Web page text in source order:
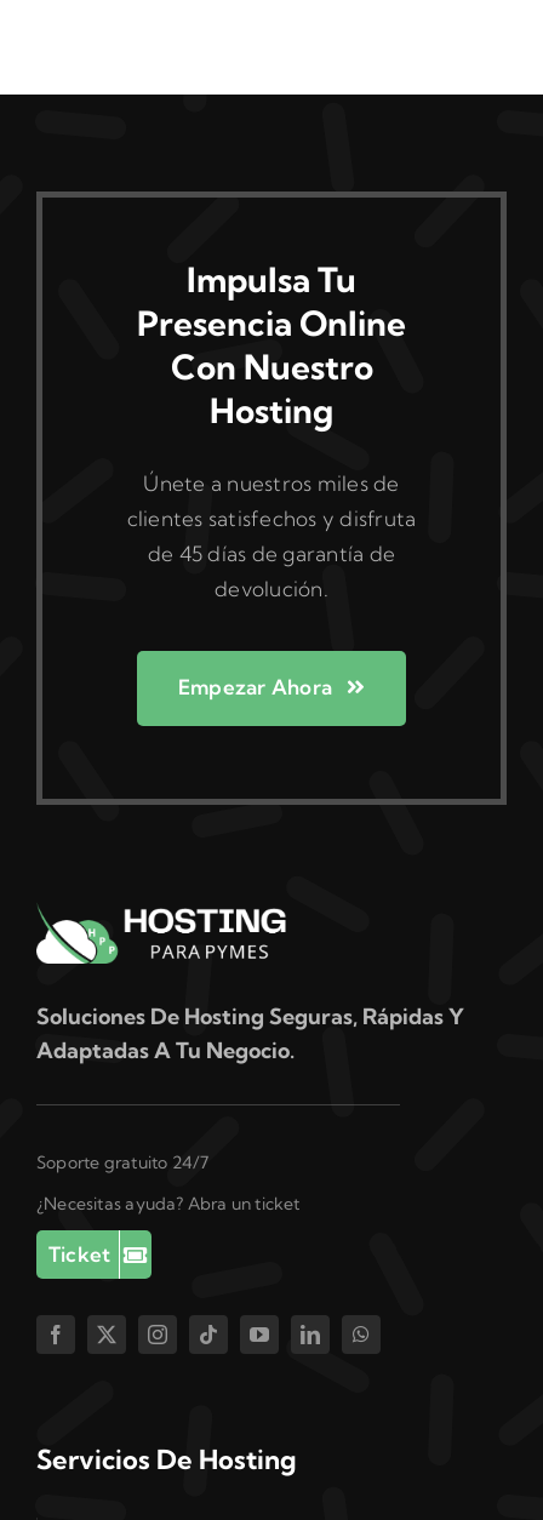
Impulsa Tu
Presencia Online
Con Nuestro
Hosting
Únete a nuestros miles de
clientes satisfechos y disfruta
de 45 días de garantía de
devolución.
Empezar Ahora
Soluciones De Hosting Seguras, Rápidas Y
Adaptadas A Tu Negocio.
Soporte gratuito 24/7
¿Necesitas ayuda? Abra un ticket
Ticket
Servicios De Hosting